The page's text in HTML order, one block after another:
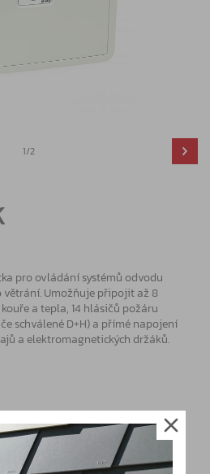
1/2
pro ovládání systémů odvodu
větrání. Umožňuje připojit až 8
a tepla, 14 hlásičů požáru
schválené D+H) a přímé napojení
a elektromagnetických držáků.